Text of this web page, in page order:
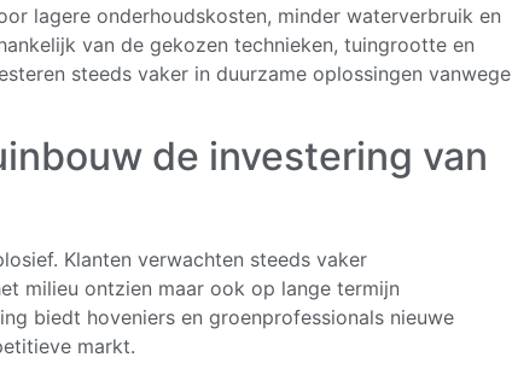
lagere onderhoudskosten, minder waterverbruik en
van de gekozen technieken, tuingrootte en
steeds vaker in duurzame oplossingen vanwege
de investering van
Klanten verwachten steeds vaker
milieu ontzien maar ook op lange termijn
biedt hoveniers en groenprofessionals nieuwe
markt.